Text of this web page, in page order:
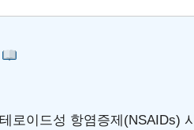
로이드성 항염증제(NSAIDs)